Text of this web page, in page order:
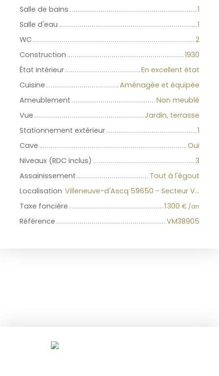
Salle de bains
1
Salle d'eau
1
WC
2
Construction
1930
État intérieur
En excellent état
Cuisine
Aménagée et équipée
Ameublement
Non meublé
Vue
Jardin, terrasse
Stationnement extérieur
1
Cave
Oui
Niveaux (RDC inclus)
3
Assainissement
Tout à l'égout
Localisation
Villeneuve-d'Ascq 59650 - Secteur Villeneuve d'Ascq
Taxe foncière
1 300 € /an
Référence VM38905